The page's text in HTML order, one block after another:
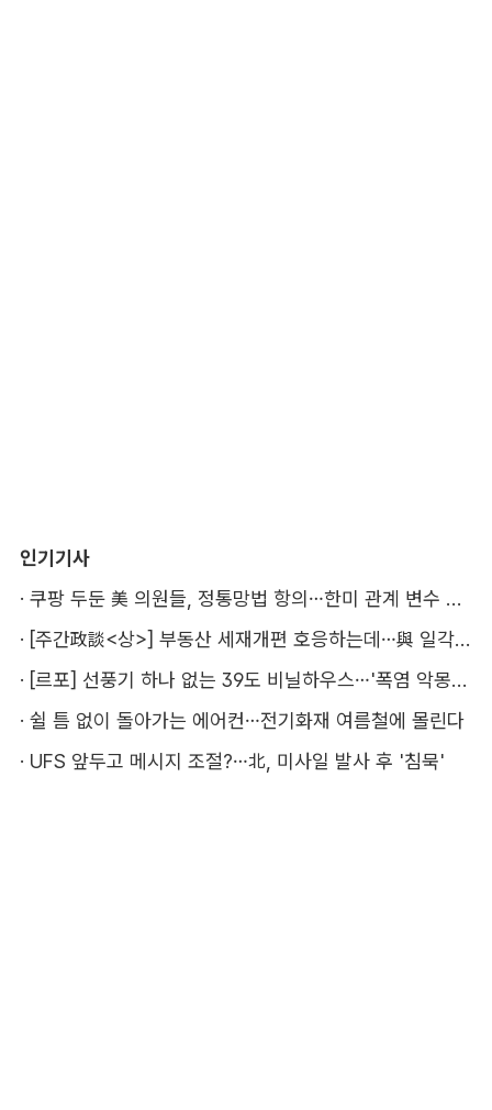
인기기사
·
쿠팡 두둔 美 의원들, 정통망법 항의…한미 관계 변수 될까
·
[주간政談<상>] 부동산 세재개편 호응하는데…與 일각의 속내
·
[르포] 선풍기 하나 없는 39도 비닐하우스…'폭염 악몽' 꾸는 이주노동자
· 쉴 틈 없이 돌아가는 에어컨…전기화재 여름철에 몰린다
· UFS 앞두고 메시지 조절?…北, 미사일 발사 후 '침묵'